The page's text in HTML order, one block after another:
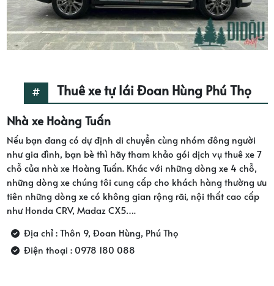
Thuê xe tự lái Đoan Hùng Phú Thọ
Nhà xe Hoàng Tuấn
Nếu bạn đang có dự định di chuyển cùng nhóm đông người
như gia đình, bạn bè thì hãy tham khảo gói dịch vụ thuê xe 7
chỗ của nhà xe Hoàng Tuấn. Khác với những dòng xe 4 chỗ,
những dòng xe chúng tôi cung cấp cho khách hàng thường ưu
tiên những dòng xe có không gian rộng rãi, nội thất cao cấp
như Honda CRV, Madaz CX5….
Địa chỉ : Thôn 9, Đoan Hùng, Phú Thọ
Điện thoại : 0978 180 088